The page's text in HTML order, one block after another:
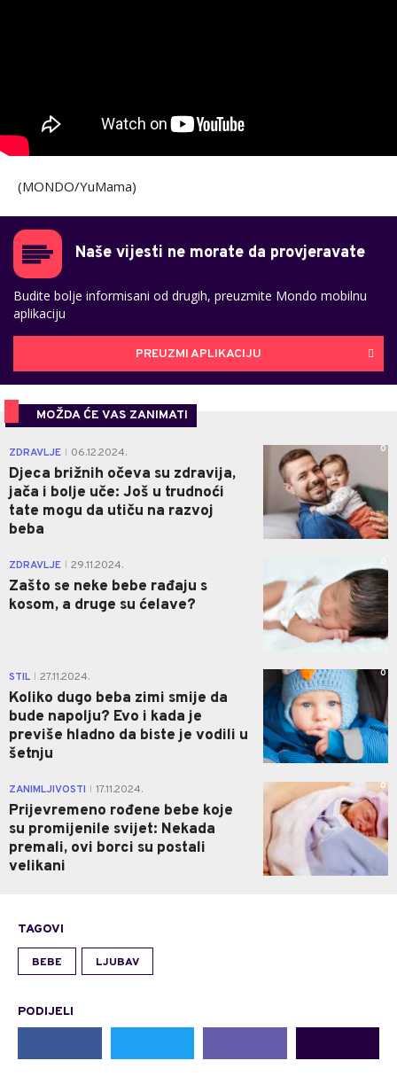
(MONDO/YuMama)
Naše vijesti ne morate da provjeravate
Budite bolje informisani od drugih, preuzmite Mondo mobilnu
aplikaciju
PREUZMI APLIKACIJU
MOŽDA ĆE VAS ZANIMATI
ZDRAVLJE 06.12.2024.
Djeca brižnih očeva su zdravija,
jača i bolje uče: Još u trudnoći
tate mogu da utiču na razvoj
beba
0
ZDRAVLJE 29.11.2024.
Zašto se neke bebe rađaju s
kosom, a druge su ćelave?
0
STIL 27.11.2024.
Koliko dugo beba zimi smije da
bude napolju? Evo i kada je
previše hladno da biste je vodili u
šetnju
0
ZANIMLJIVOSTI 17.11.2024.
Prijevremeno rođene bebe koje
su promijenile svijet: Nekada
premali, ovi borci su postali
velikani
0
TAGOVI
BEBE LJUBAV
PODIJELI